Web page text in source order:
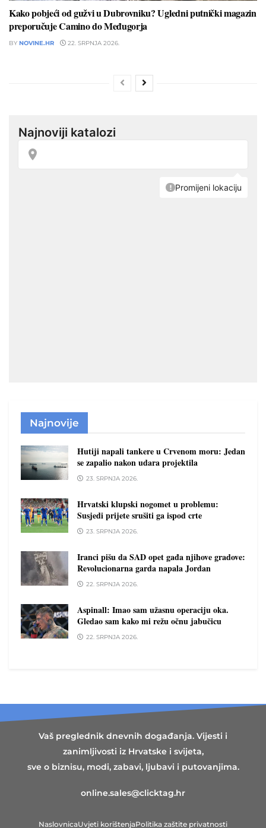
Kako pobjeći od gužvi u Dubrovniku? Ugledni putnički magazin
preporučuje Camino do Međugorja
BY NOVINE.HR 22. SRPNJA 2026.
Najnovije
Hutiji napali tankere u Crvenom moru: Jedan
se zapalio nakon udara projektila
23. SRPNJA 2026.
Hrvatski klupski nogomet u problemu:
Susjedi prijete srušiti ga ispod crte
23. SRPNJA 2026.
Iranci pišu da SAD opet gađa njihove gradove:
Revolucionarna garda napala Jordan
22. SRPNJA 2026.
Aspinall: Imao sam užasnu operaciju oka.
Gledao sam kako mi režu očnu jabučicu
22. SRPNJA 2026.
Vaš preglednik dnevnih događanja. Vijesti i
zanimljivosti iz Hrvatske i svijeta,
sve o biznisu, modi, zabavi, ljubavi i putovanjima.
online.sales@clicktag.hr
NaslovnicaUvjeti korištenjaPolitika zaštite privatnosti